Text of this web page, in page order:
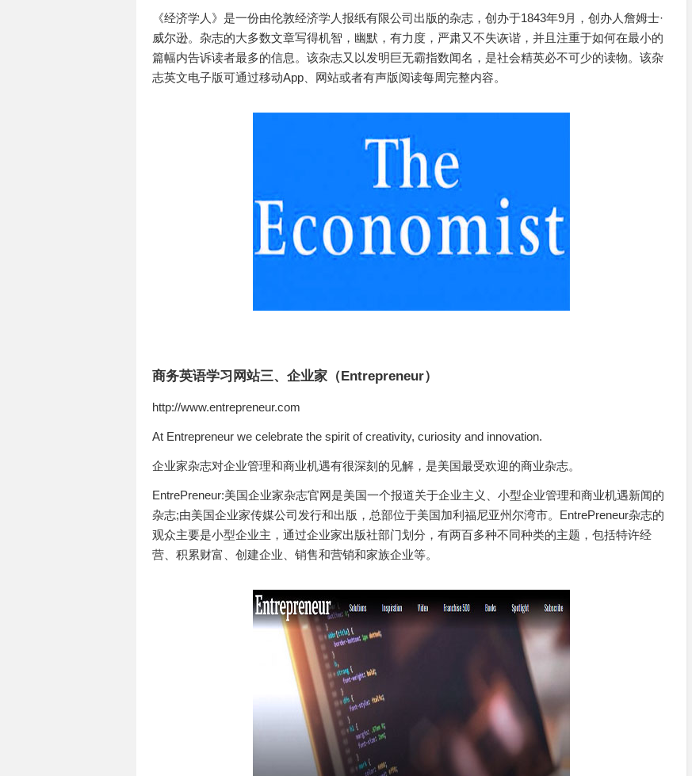
《经济学人》是一份由伦敦经济学人报纸有限公司出版的杂志，创办于1843年9月，创办人詹姆士·
威尔逊。杂志的大多数文章写得机智，幽默，有力度，严肃又不失诙谐，并且注重于如何在最小的
篇幅内告诉读者最多的信息。该杂志又以发明巨无霸指数闻名，是社会精英必不可少的读物。该杂
志英文电子版可通过移动App、网站或者有声版阅读每周完整内容。
商务英语学习网站三、企业家（Entrepreneur）
http://www.entrepreneur.com
At Entrepreneur we celebrate the spirit of creativity, curiosity and innovation.
企业家杂志对企业管理和商业机遇有很深刻的见解，是美国最受欢迎的商业杂志。
EntrePreneur:美国企业家杂志官网是美国一个报道关于企业主义、小型企业管理和商业机遇新闻的
杂志;由美国企业家传媒公司发行和出版，总部位于美国加利福尼亚州尔湾市。EntrePreneur杂志的
观众主要是小型企业主，通过企业家出版社部门划分，有两百多种不同种类的主题，包括特许经
营、积累财富、创建企业、销售和营销和家族企业等。